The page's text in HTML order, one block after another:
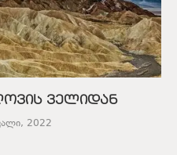
ველიდან
2022